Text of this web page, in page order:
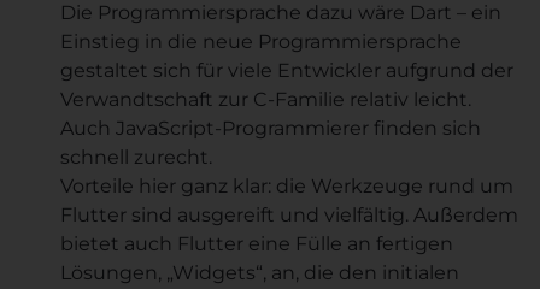
Die Programmiersprache dazu wäre Dart – ein
Einstieg in die neue Programmiersprache
gestaltet sich für viele Entwickler aufgrund der
Verwandtschaft zur C-Familie relativ leicht.
Auch JavaScript-Programmierer finden sich
schnell zurecht.
Vorteile hier ganz klar: die Werkzeuge rund um
Flutter sind ausgereift und vielfältig. Außerdem
bietet auch Flutter eine Fülle an fertigen
Lösungen, „Widgets“, an, die den initialen